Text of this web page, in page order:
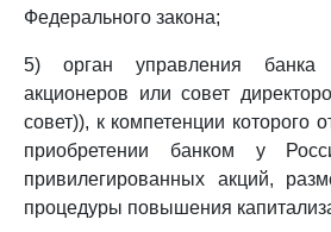
Федерального закона;
5) орган управления банка
акционеров или совет
совет)), к компетенции которого
приобретении банком у
привилегированных акций,
процедуры повышения